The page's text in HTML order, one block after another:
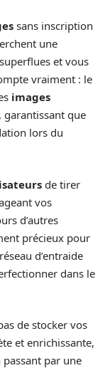
sans inscription
une
et vous
vraiment : le
images
garantissant que
lors du
de tirer
vos
d’autres
précieux pour
d’entraide
dans le
de stocker vos
et enrichissante,
par une